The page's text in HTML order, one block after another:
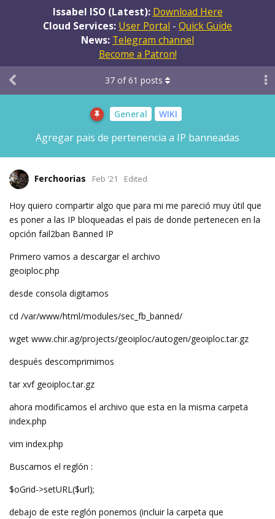
Issabel ISO (Latest): Download Here
Cloud Services: User Portal - Quick Guide
News: Telegram channel
Become a Patron!
General WIKI
Agregar pais de pertenencia a IP banneadas
37 of61 posts
Ferchoorias Feb '21 Edited
Hoy quiero compartir algo que para mi me pareció muy útil que
es poner a las IP bloqueadas el pais de donde pertenecen en la
opción fail2ban Banned IP
Primero vamos a descargar el archivo
geoiploc.php
desde consola digitamos
cd /var/www/html/modules/sec_fb_banned/
wget www.chir.ag/projects/geoiploc/autogen/geoiploc.tar.gz
después descomprimimos
tar xvf geoiploc.tar.gz
ahora modificamos el archivo que esta en la misma carpeta
index.php
vim index.php
Buscamos el reglón :
$oGrid->setURL($url);
debajo de este reglón ponemos (incluir la carpeta que